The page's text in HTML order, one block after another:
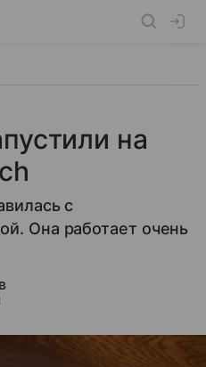
на
с
Она работает очень